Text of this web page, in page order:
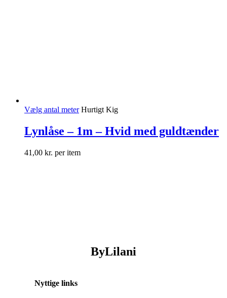
Vælg antal meter Hurtigt Kig
Lynlåse – 1m – Hvid med guldtænder
41,00 kr. per item
ByLilani
Nyttige links